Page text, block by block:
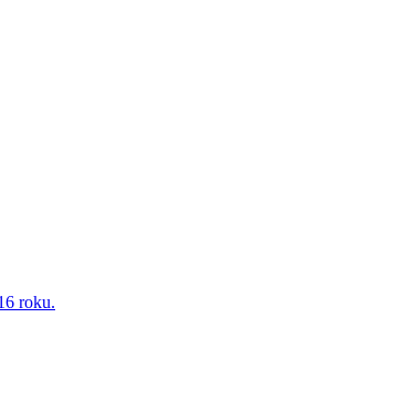
roku.